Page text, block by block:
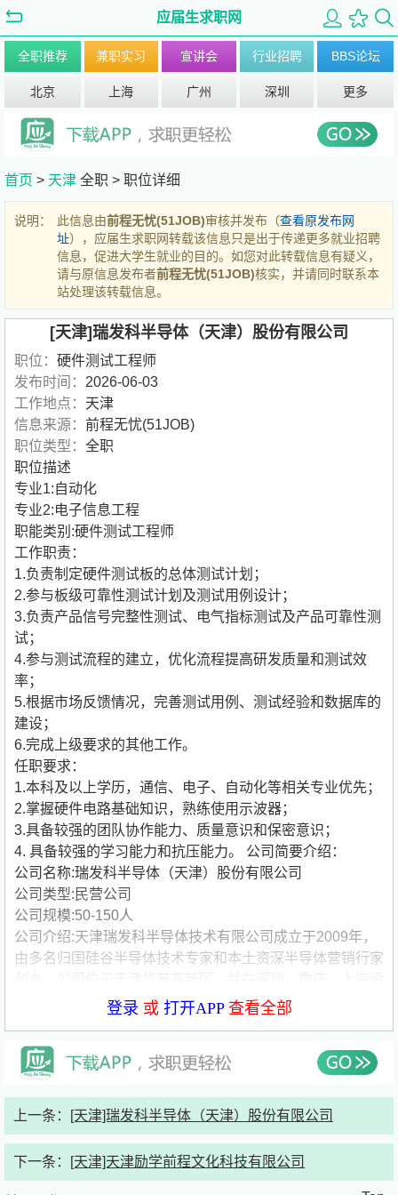
应届生求职网
全职推荐 兼职实习 宣讲会 行业招聘 BBS论坛
北京 上海 广州 深圳 更多
首页 > 天津 全职 > 职位详细
说明： 此信息由前程无忧(51JOB)审核并发布（查看原发布网
址），应届生求职网转载该信息只是出于传递更多就业招聘
信息，促进大学生就业的目的。如您对此转载信息有疑义，
请与原信息发布者前程无忧(51JOB)核实，并请同时联系本
站处理该转载信息。
[天津]瑞发科半导体（天津）股份有限公司
职位： 硬件测试工程师
发布时间： 2026-06-03
工作地点： 天津
信息来源： 前程无忧(51JOB)
职位类型： 全职
职位描述
专业1:自动化
专业2:电子信息工程
职能类别:硬件测试工程师
工作职责：
1.负责制定硬件测试板的总体测试计划；
2.参与板级可靠性测试计划及测试用例设计；
3.负责产品信号完整性测试、电气指标测试及产品可靠性测
试；
4.参与测试流程的建立，优化流程提高研发质量和测试效
率；
5.根据市场反馈情况，完善测试用例、测试经验和数据库的
建设；
6.完成上级要求的其他工作。
任职要求：
1.本科及以上学历，通信、电子、自动化等相关专业优先；
2.掌握硬件电路基础知识，熟练使用示波器；
3.具备较强的团队协作能力、质量意识和保密意识；
4. 具备较强的学习能力和抗压能力。 公司简要介绍：
公司名称:瑞发科半导体（天津）股份有限公司
公司类型:民营公司
公司规模:50-150人
公司介绍:天津瑞发科半导体技术有限公司成立于2009年，
由多名归国硅谷半导体技术专家和本土资深半导体营销行家
有销售和客户支持办公室。瑞发科半导体为国家高新技术企
并承担国家科技项目、省市级科技项目。 公司拥有世界先
进的高速模拟及混合电路的设计技术和核心知识产权，产品
片领域：瑞发科是国内首先大规模量产且获得USB-IF认证
了新一代数字高清视频传输技术AVT (Advanced Video
登录 或 打开APP查看全部
上一条： [天津]瑞发科半导体（天津）股份有限公司
下一条： [天津]天津励学前程文化科技有限公司